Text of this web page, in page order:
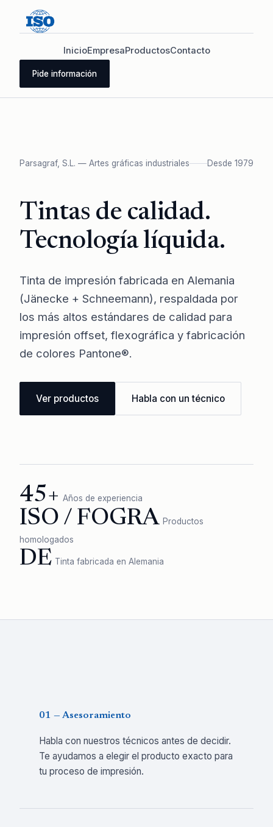
InicioEmpresaProductosContacto
Pide información
Parsagraf, S.L. — Artes gráficas industriales Desde 1979
Tintas de calidad.
Tecnología líquida.
Tinta de impresión fabricada en Alemania
(Jänecke + Schneemann), respaldada por
los más altos estándares de calidad para
impresión offset, flexográfica y fabricación
de colores Pantone®.
Ver productos Habla con un técnico
45+ Años de experiencia
ISO / FOGRA Productos
homologados
DE Tinta fabricada en Alemania
01 — Asesoramiento
Habla con nuestros técnicos antes de decidir.
Te ayudamos a elegir el producto exacto para
tu proceso de impresión.